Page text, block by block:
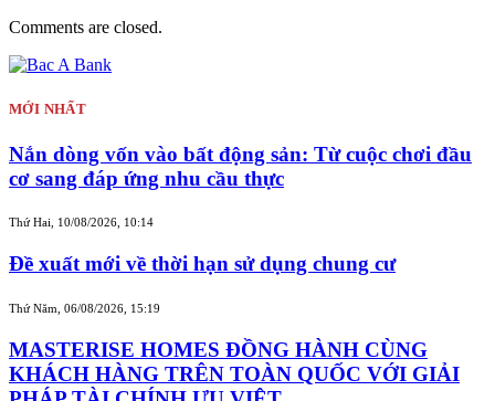
Comments are closed.
MỚI NHẤT
Nắn dòng vốn vào bất động sản: Từ cuộc chơi đầu
cơ sang đáp ứng nhu cầu thực
Thứ Hai, 10/08/2026, 10:14
Đề xuất mới về thời hạn sử dụng chung cư
Thứ Năm, 06/08/2026, 15:19
MASTERISE HOMES ĐỒNG HÀNH CÙNG
KHÁCH HÀNG TRÊN TOÀN QUỐC VỚI GIẢI